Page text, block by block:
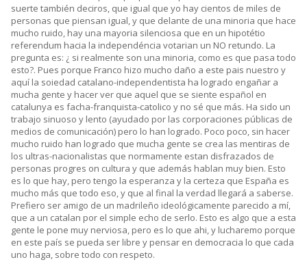
suerte también deciros, que igual que yo hay cientos de miles de
personas que piensan igual, y que delante de una minoria que hace
mucho ruido, hay una mayoria silenciosa que en un hipotétio
referendum hacia la independéncia votarian un NO retundo. La
pregunta es: ¿ si realmente son una minoria, como es que pasa todo
esto?. Pues porque Franco hizo mucho daño a este pais nuestro y
aquí la soiedad catalano-independentista ha logrado engañar a
mucha gente y hacer ver que aquel que se siente español en
catalunya es facha-franquista-catolico y no sé que más. Ha sido un
trabajo sinuoso y lento (ayudado por las corporaciones públicas de
medios de comunicación) pero lo han logrado. Poco poco, sin hacer
mucho ruido han logrado que mucha gente se crea las mentiras de
los ultras-nacionalistas que normamente estan disfrazados de
personas progres on cultura y que además hablan muy bien. Esto
es lo que hay, pero tengo la esperanza y la certeza que España es
mucho más que todo eso, y que al final la verdad llegará a saberse.
Prefiero ser amigo de un madrileño ideológicamente parecido a mí,
que a un catalan por el simple echo de serlo. Esto es algo que a esta
gente le pone muy nerviosa, pero es lo que ahi, y lucharemo porque
en este país se pueda ser libre y pensar en democracia lo que cada
uno haga, sobre todo con respeto.